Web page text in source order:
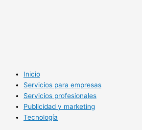
Inicio
Servicios para empresas
Servicios profesionales
Publicidad y marketing
Tecnología